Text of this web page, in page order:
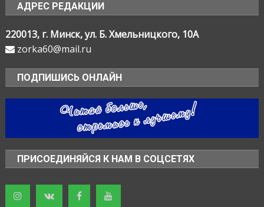
АДРЕС РЕДАКЦИИ
220013, г. Минск, ул. Б. Хмельницкого, 10А
zorka60@mail.ru
ПОДПИШИСЬ ОНЛАЙН
ПРИСОЕДИНЯЙСЯ К НАМ В СОЦСЕТЯХ